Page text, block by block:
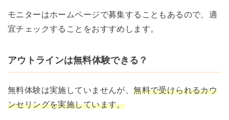
モニターはホームページで募集することもあるので、適
宜チェックすることをおすすめします。
アウトラインは無料体験できる？
無料体験は実施していませんが、無料で受けられるカウ
ンセリングを実施しています。